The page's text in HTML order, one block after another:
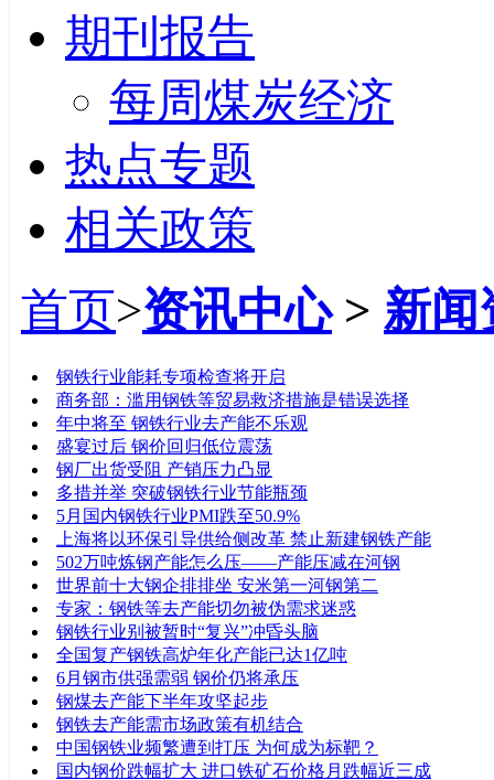
期刊报告
每周煤炭经济
热点专题
相关政策
首页>资讯中心> 新闻
钢铁行业能耗专项检查将开启
商务部：滥用钢铁等贸易救济措施是错误选择
年中将至 钢铁行业去产能不乐观
盛宴过后 钢价回归低位震荡
钢厂出货受阻 产销压力凸显
多措并举 突破钢铁行业节能瓶颈
5月国内钢铁行业PMI跌至50.9%
上海将以环保引导供给侧改革 禁止新建钢铁产能
502万吨炼钢产能怎么压——产能压减在河钢
世界前十大钢企排排坐 安米第一河钢第二
专家：钢铁等去产能切勿被伪需求迷惑
钢铁行业别被暂时“复兴”冲昏头脑
全国复产钢铁高炉年化产能已达1亿吨
6月钢市供强需弱 钢价仍将承压
钢煤去产能下半年攻坚起步
钢铁去产能需市场政策有机结合
中国钢铁业频繁遭到打压 为何成为标靶？
国内钢价跌幅扩大 进口铁矿石价格月跌幅近三成